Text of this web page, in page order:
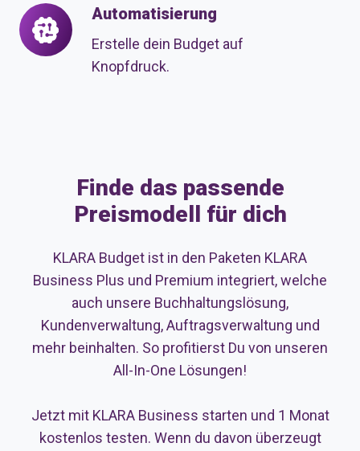
Automatisierung
Erstelle dein Budget auf
Knopfdruck.
Automatisierung
Finde das passende
Preismodell für dich
KLARA Budget ist in den Paketen KLARA
Business Plus und Premium integriert, welche
auch unsere Buchhaltungslösung,
Kundenverwaltung, Auftragsverwaltung und
mehr beinhalten. So profitierst Du von unseren
All-In-One Lösungen!
Jetzt mit KLARA Business starten und 1 Monat
kostenlos testen. Wenn du davon überzeugt